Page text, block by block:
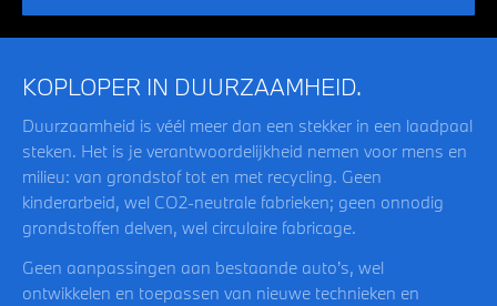
KOPLOPER IN DUURZAAMHEID.
Duurzaamheid is véél meer dan een stekker in een laadpaal
steken. Het is je verantwoordelijkheid nemen voor mens en
milieu: van grondstof tot en met recycling. Geen
kinderarbeid, wel CO2-neutrale fabrieken; geen onnodig
grondstoffen delven, wel circulaire fabricage.
Geen aanpassingen aan bestaande auto’s, wel
ontwikkelen en toepassen van nieuwe technieken en